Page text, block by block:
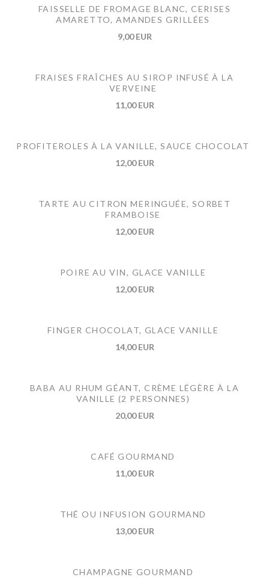
FAISSELLE DE FROMAGE BLANC, CERISES
AMARETTO, AMANDES GRILLÉES
9,00 EUR
FRAISES FRAÎCHES AU SIROP INFUSÉ À LA
VERVEINE
11,00 EUR
PROFITEROLES À LA VANILLE, SAUCE CHOCOLAT
12,00 EUR
TARTE AU CITRON MERINGUÉE, SORBET
FRAMBOISE
12,00 EUR
POIRE AU VIN, GLACE VANILLE
12,00 EUR
FINGER CHOCOLAT, GLACE VANILLE
14,00 EUR
BABA AU RHUM GÉANT, CRÈME LÉGÈRE À LA
VANILLE (2 PERSONNES)
20,00 EUR
CAFÉ GOURMAND
11,00 EUR
THÉ OU INFUSION GOURMAND
13,00 EUR
CHAMPAGNE GOURMAND